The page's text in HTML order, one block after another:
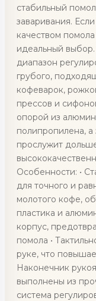
стабильный
заваривания.
качеством
идеальный
диапазон
грубого,
кофеварок,
прессов и
опорой из
полипропилена,
прослужит
Особенности: •
для точного и
молотого кофе,
пластика и
корпус,
помола •
руке, что
Наконечник
выполнены из
система